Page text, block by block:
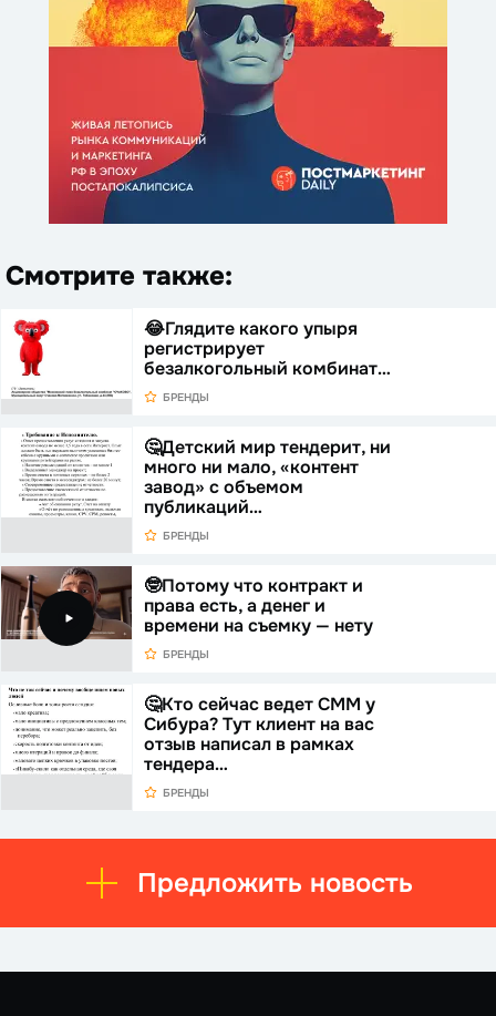
Смотрите также:
😂Глядите какого упыря
регистрирует
безалкогольный комбинат…
БРЕНДЫ
🤔Детский мир тендерит, ни
много ни мало, «контент
завод» с объемом
публикаций…
БРЕНДЫ
🤓Потому что контракт и
права есть, а денег и
времени на съемку — нету
БРЕНДЫ
🤔Кто сейчас ведет СММ у
Сибура? Тут клиент на вас
отзыв написал в рамках
тендера…
БРЕНДЫ
Предложить новость